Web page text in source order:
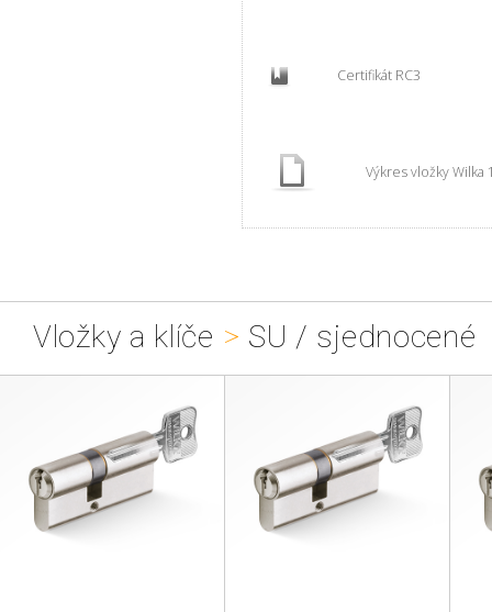
Certifikát RC3
Výkres vložky Wilka
Vložky a klíče > SU / sjednocené